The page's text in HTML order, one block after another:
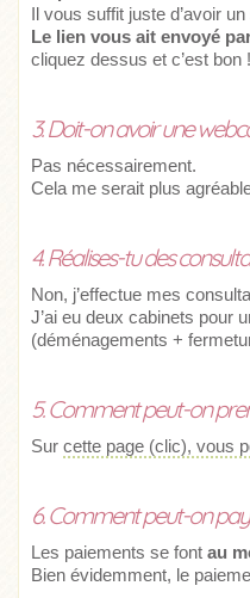
Il vous suffit juste d’avoir
Le lien vous ait envoyé
cliquez dessus et c’est bon !
3. Doit-on avoir une
Pas nécessairement.
Cela me serait plus
4. Réalises-tu des
Non, j’effectue mes
J’ai eu deux cabinets pour
(déménagements +
5. Comment peut-on
Sur cette page (clic), vous
6. Comment peut-on
Les paiements se font au
Bien évidemment, le